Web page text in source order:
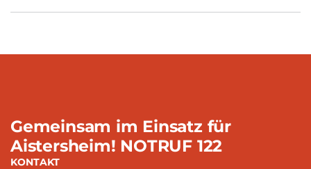
Gemeinsam im Einsatz für
Aistersheim! NOTRUF 122
KONTAKT